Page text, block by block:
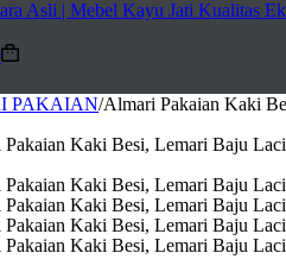
PAKAIAN/Almari Pakaian Kaki